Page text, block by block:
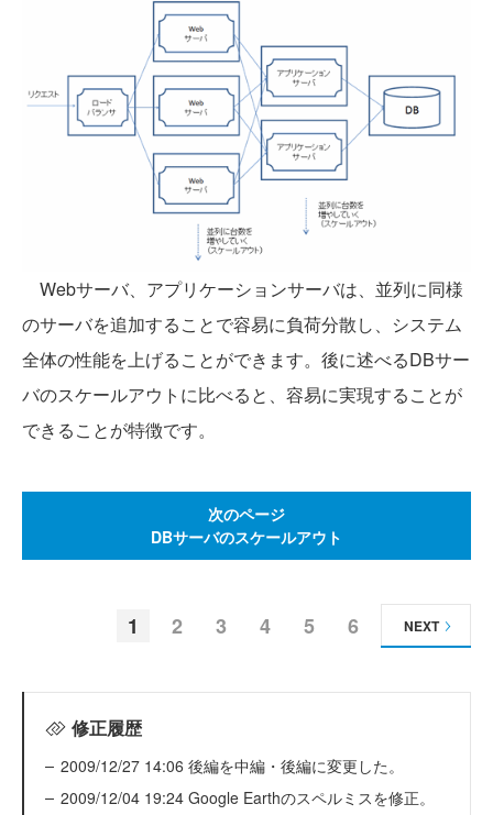
Webサーバ、アプリケーションサーバは、並列に同様
のサーバを追加することで容易に負荷分散し、システム
全体の性能を上げることができます。後に述べるDBサー
バのスケールアウトに比べると、容易に実現することが
できることが特徴です。
次のページ
DBサーバのスケールアウト
1 2 3 4 5 6 NEXT
修正履歴
2009/12/27 14:06 後編を中編・後編に変更した。
2009/12/04 19:24 Google Earthのスペルミスを修正。